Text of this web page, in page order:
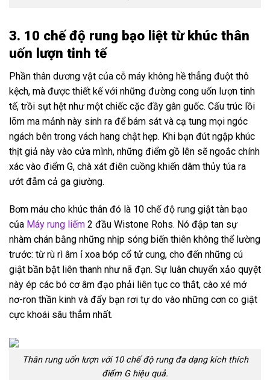
3. 10 chế độ rung bạo liệt từ khúc thân
uốn lượn tinh tế
Phần thân dương vật của cỗ máy không hề thẳng đuột thô
kệch, mà được thiết kế với những đường cong uốn lượn tinh
tế, trồi sụt hệt như một chiếc cặc đầy gân guốc. Cấu trúc lồi
lõm ma mảnh này sinh ra để bám sát và cạ tung mọi ngóc
ngách bên trong vách hang chật hẹp. Khi bạn đút ngập khúc
thịt giả này vào cửa mình, những điểm gồ lên sẽ ngoắc chính
xác vào điểm G, chà xát điên cuồng khiến dâm thủy túa ra
ướt đẫm cả ga giường.
Bơm máu cho khúc thân đó là 10 chế độ rung giật tàn bạo
của Máy rung liếm 2 đầu Wistone Rohs. Nó đập tan sự
nhàm chán bằng những nhịp sóng biến thiên không thể lường
trước: từ rù rì âm ỉ xoa bóp cổ tử cung, cho đến những cú
giật bần bật liên thanh như nã đạn. Sự luân chuyển xảo quyệt
này ép các bó cơ âm đạo phải liên tục co thắt, cào xé mớ
nơ-ron thần kinh và đẩy bạn rơi tự do vào những cơn co giật
cực khoái sâu thẳm nhất.
Thân rung uốn lượn với 10 chế độ rung đa dạng kích thích
điểm G hiệu quả.